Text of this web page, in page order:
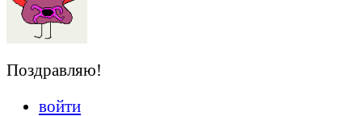
Поздравляю!
войти